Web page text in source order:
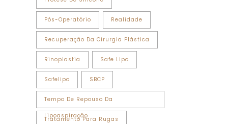
Pós-Operatório Realidade
Recuperação Da Cirurgia Plástica
Rinoplastia Safe Lipo
Safelipo SBCP
Tempo De Repouso Da
Lipoaspiração
Tratamento Para Rugas